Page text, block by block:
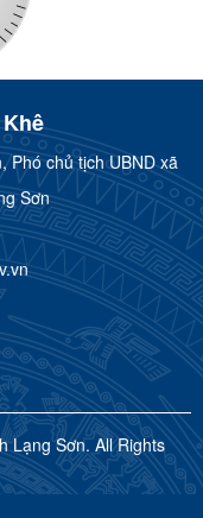
chủ tịch UBND xã
Sơn
Lạng Sơn. All Rights